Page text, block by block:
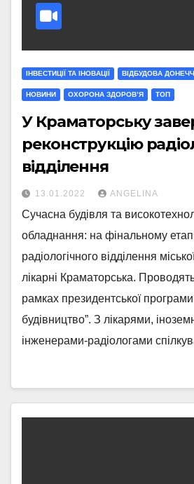
ІНВЕСТИЦІЇ ТА ІНОВАЦІЇ ВІДБУДОВА
НОВИНИ ОХОРОНА ЗДОРОВ’Я ТОП
У Краматорську
реконструкцію
відділення
13.01.2022 ANGELINA
Сучасна будівля та
обладнання: на фінальному
радіологічного відділення
лікарні Краматорська.
рамках президентської
будівництво”. З лікарями,
інженерами-радіологами